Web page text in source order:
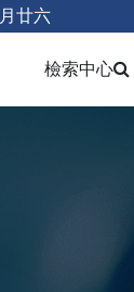
廿六
檢索中心